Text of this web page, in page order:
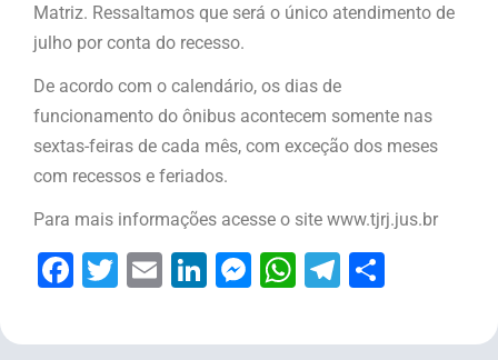
Matriz. Ressaltamos que será o único atendimento de
julho por conta do recesso.
De acordo com o calendário, os dias de
funcionamento do ônibus acontecem somente nas
sextas-feiras de cada mês, com exceção dos meses
com recessos e feriados.
Para mais informações acesse o site www.tjrj.jus.br
Facebook
Twitter
EmailLinkedIn
Messenger
WhatsApp
Telegram